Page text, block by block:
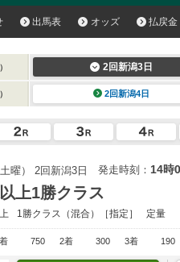
出馬表 オッズ 払戻金
2回新潟3日
2回新潟4日
曜） 2回新潟3日 発走時刻： 14時
上1勝クラス
1勝クラス （混合）［指定］ 定量
750 2着 300 3着 190